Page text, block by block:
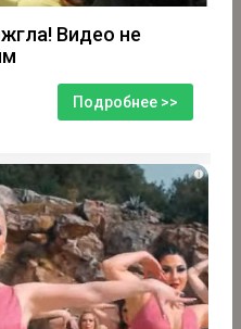
Видео не
Подробнее >>
i